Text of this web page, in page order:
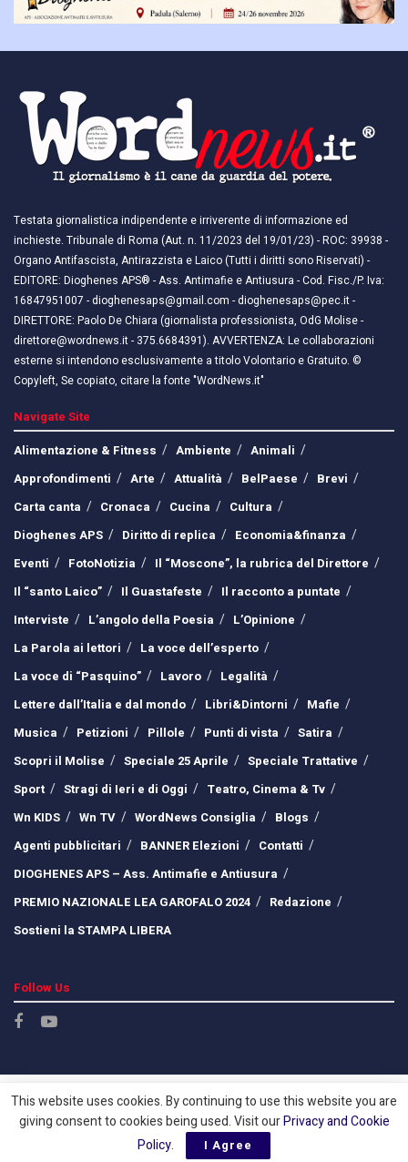
Testata giornalistica indipendente e irriverente di informazione ed
inchieste. Tribunale di Roma (Aut. n. 11/2023 del 19/01/23) - ROC: 39938 -
Organo Antifascista, Antirazzista e Laico (Tutti i diritti sono Riservati) -
EDITORE: Dioghenes APS® - Ass. Antimafie e Antiusura - Cod. Fisc./P. Iva:
16847951007 - dioghenesaps@gmail.com - dioghenesaps@pec.it - ​​
DIRETTORE: Paolo De Chiara (giornalista professionista, OdG Molise -
direttore@wordnews.it - ​​375.6684391). AVVERTENZA: Le collaborazioni
esterne si intendono esclusivamente a titolo Volontario e Gratuito. ©
Copyleft, Se copiato, citare la fonte "WordNews.it"
Navigate Site
Alimentazione & Fitness
Ambiente
Animali
Approfondimenti
Arte Attualità BelPaese
Brevi
Carta canta
Cronaca Cucina
Cultura
Dioghenes APS
Diritto di replica
Economia&finanza
Eventi
FotoNotizia
Il “Moscone”, la rubrica del Direttore
Il “santo Laico”
Il Guastafeste
Il racconto a puntate
Interviste
L’angolo della Poesia
L’Opinione
La Parola ai lettori
La voce dell’esperto
La voce di “Pasquino”
Lavoro
Legalità
Lettere dall’Italia e dal mondo
Libri&Dintorni
Mafie
Musica
Petizioni Pillole Punti di vista
Satira
Scopri il Molise
Speciale 25 Aprile
Speciale Trattative
Sport
Stragi di Ieri e di Oggi
Teatro, Cinema & Tv
Wn KIDS
Wn TV WordNews Consiglia
Blogs
Agenti pubblicitari
BANNER Elezioni
Contatti
DIOGHENES APS – Ass. Antimafie e Antiusura
PREMIO NAZIONALE LEA GAROFALO 2024
Redazione
Sostieni la STAMPA LIBERA
Follow Us
This website uses cookies. By continuing to use this website you are
giving consent to cookies being used. Visit ourPrivacy and Cookie
Policy. I Agree